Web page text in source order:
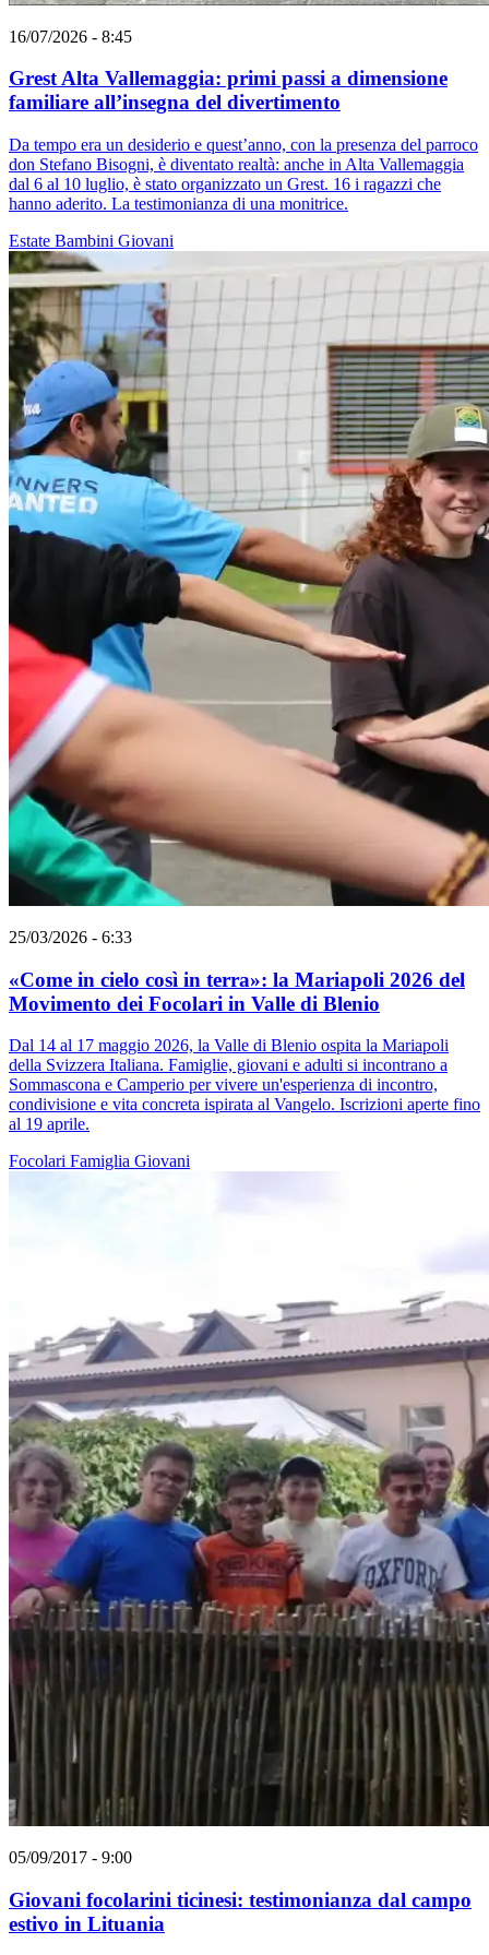
16/07/2026 - 8:45
Grest Alta Vallemaggia: primi passi a dimensione
familiare all’insegna del divertimento
Da tempo era un desiderio e quest’anno, con la presenza del parroco
don Stefano Bisogni, è diventato realtà: anche in Alta Vallemaggia
dal 6 al 10 luglio, è stato organizzato un Grest. 16 i ragazzi che
hanno aderito. La testimonianza di una monitrice.
Estate Bambini Giovani
25/03/2026 - 6:33
«Come in cielo così in terra»: la Mariapoli 2026 del
Movimento dei Focolari in Valle di Blenio
Dal 14 al 17 maggio 2026, la Valle di Blenio ospita la Mariapoli
della Svizzera Italiana. Famiglie, giovani e adulti si incontrano a
Sommascona e Camperio per vivere un'esperienza di incontro,
condivisione e vita concreta ispirata al Vangelo. Iscrizioni aperte fino
al 19 aprile.
Focolari Famiglia Giovani
05/09/2017 - 9:00
Giovani focolarini ticinesi: testimonianza dal campo
estivo in Lituania